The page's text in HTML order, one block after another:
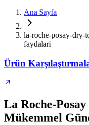
Ana Sayfa
la-roche-posay-dry-
faydalari
Ürün
La Roche-
Mükemmel